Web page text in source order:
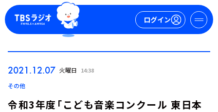
ログイン
2021.12.07 火曜日 14:38
その他
令和3年度「こども音楽コンクール 東日本